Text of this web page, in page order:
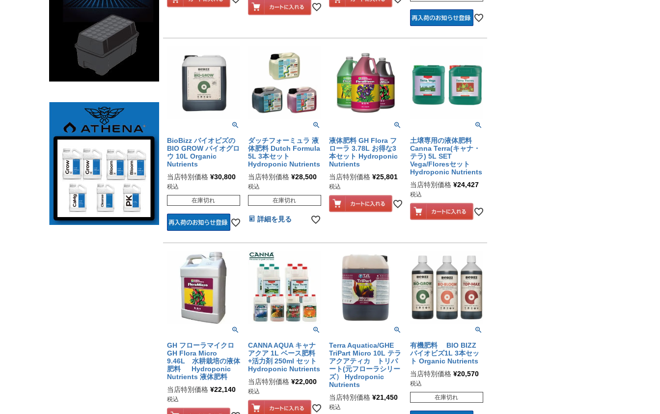
BioBizz バイオビズの
BIO GROW バイオグロ
ウ 10L Organic
Nutrients
当店特別価格 ¥30,800
税込
在庫切れ
ダッチフォーミュラ 液
体肥料 Dutch Formula
5L 3本セット
Hydroponic Nutrients
当店特別価格 ¥28,500
税込
在庫切れ
詳細を見る
液体肥料 GH Flora フ
ローラ 3.78L お得な3
本セット Hydroponic
Nutrients
当店特別価格 ¥25,801
税込
土壌専用の液体肥料
Canna Terra(キャナ・
テラ) 5L SET
Vega/Floresセット
Hydroponic Nutrients
当店特別価格 ¥24,427
税込
GH フローラマイクロ
GH Flora Micro
9.46L 水耕栽培の液体
肥料 Hydroponic
Nutrients 液体肥料
当店特別価格 ¥22,140
税込
CANNA AQUA キャナ
アクア 1L ベース肥料
+活力剤 250ml セット
Hydroponic Nutrients
当店特別価格 ¥22,000
税込
Terra Aquatica/GHE
TriPart Micro 10L テラ
アクアティカ トリパ
ート(元フローラシリー
ズ） Hydroponic
Nutrients
当店特別価格 ¥21,450
税込
有機肥料 BIO BIZZ
バイオビズ1L 3本セッ
ト Organic Nutrients
当店特別価格 ¥20,570
税込
在庫切れ